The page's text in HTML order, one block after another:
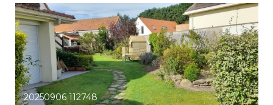
20250906 112748